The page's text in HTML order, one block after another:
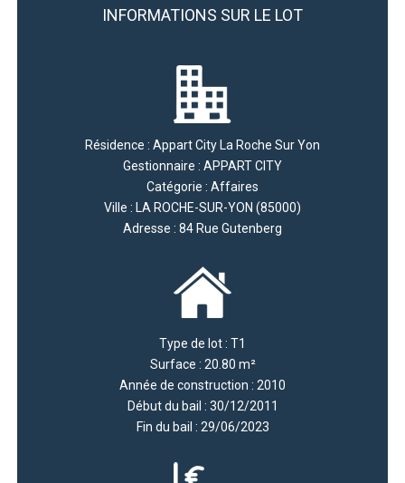
INFORMATIONS SUR LE LOT
Résidence : Appart City La Roche Sur Yon
Gestionnaire : APPART CITY
Catégorie : Affaires
Ville : LA ROCHE-SUR-YON (85000)
Adresse : 84 Rue Gutenberg
Type de lot : T1
Surface : 20.80 m²
Année de construction : 2010
Début du bail : 30/12/2011
Fin du bail : 29/06/2023